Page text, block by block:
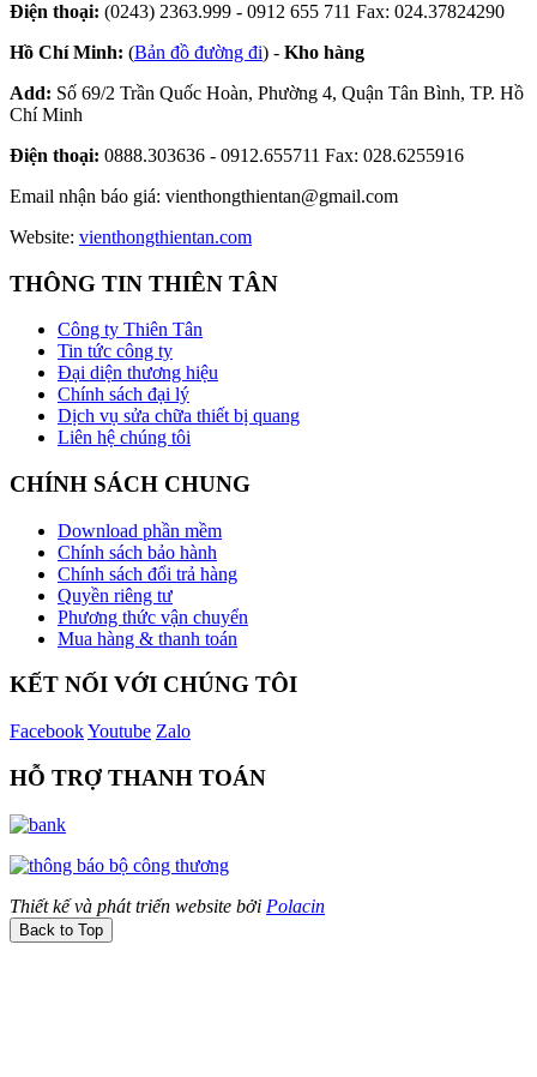
Điện thoại: (0243) 2363.999 - 0912 655 711 Fax: 024.37824290
Hồ Chí Minh: (Bản đồ đường đi) - Kho hàng
Add: Số 69/2 Trần Quốc Hoàn, Phường 4, Quận Tân Bình, TP. Hồ
Chí Minh
Điện thoại: 0888.303636 - 0912.655711 Fax: 028.6255916
Email nhận báo giá: vienthongthientan@gmail.com
Website: vienthongthientan.com
THÔNG TIN THIÊN TÂN
Công ty Thiên Tân
Tin tức công ty
Đại diện thương hiệu
Chính sách đại lý
Dịch vụ sửa chữa thiết bị quang
Liên hệ chúng tôi
CHÍNH SÁCH CHUNG
Download phần mềm
Chính sách bảo hành
Chính sách đổi trả hàng
Quyền riêng tư
Phương thức vận chuyển
Mua hàng & thanh toán
KẾT NỐI VỚI CHÚNG TÔI
FacebookYoutube Zalo
HỖ TRỢ THANH TOÁN
Thiết kế và phát triển website bởi Polacin
Back to Top